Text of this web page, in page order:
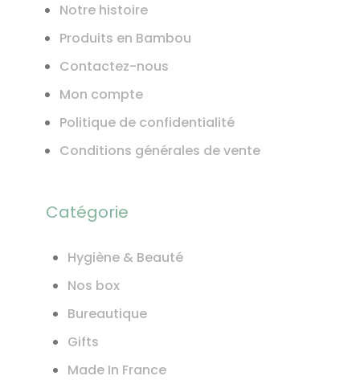
Notre histoire
Produits en Bambou
Contactez-nous
Mon compte
Politique de confidentialité
Conditions générales de vente
Catégorie
Hygiène & Beauté
Nos box
Bureautique
Gifts
Made In France